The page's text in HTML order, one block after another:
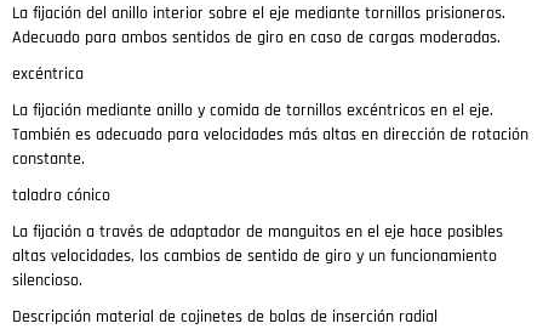
La fijación del anillo interior sobre el eje mediante tornillos prisioneros.
Adecuado para ambos sentidos de giro en caso de cargas moderadas.
excéntrica
La fijación mediante anillo y comida de tornillos excéntricos en el eje.
También es adecuado para velocidades más altas en dirección de rotación
constante.
taladro cónico
La fijación a través de adaptador de manguitos en el eje hace posibles
altas velocidades, los cambios de sentido de giro y un funcionamiento
silencioso.
Descripción material de cojinetes de bolas de inserción radial